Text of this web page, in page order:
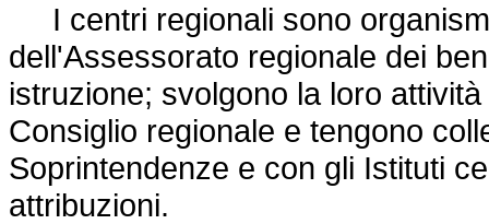
I centri regionali sono
dell'Assessorato regionale dei
istruzione; svolgono la loro
Consiglio regionale e tengono
Soprintendenze e con gli Istituti
attribuzioni.